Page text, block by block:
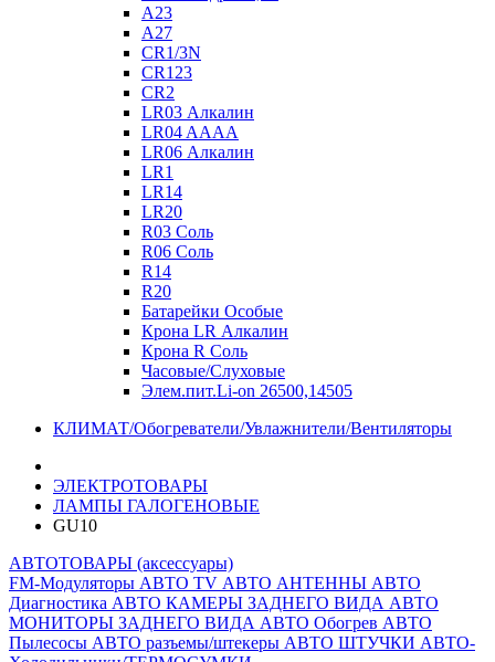
A23
A27
CR1/3N
CR123
CR2
LR03 Алкалин
LR04 AAAA
LR06 Алкалин
LR1
LR14
LR20
R03 Соль
R06 Соль
R14
R20
Батарейки Особые
Крона LR Алкалин
Крона R Соль
Часовые/Слуховые
Элем.пит.Li-on 26500,14505
КЛИМАТ/Обогреватели/Увлажнители/Вентиляторы
ЭЛЕКТРОТОВАРЫ
ЛАМПЫ ГАЛОГЕНОВЫЕ
GU10
АВТОТОВАРЫ (аксессуары)
FM-Модуляторы АВТО TV АВТО АНТЕННЫ АВТО
Диагностика АВТО КАМЕРЫ ЗАДНЕГО ВИДА АВТО
МОНИТОРЫ ЗАДНЕГО ВИДА АВТО Обогрев АВТО
Пылесосы АВТО разъемы/штекеры АВТО ШТУЧКИ АВТО-